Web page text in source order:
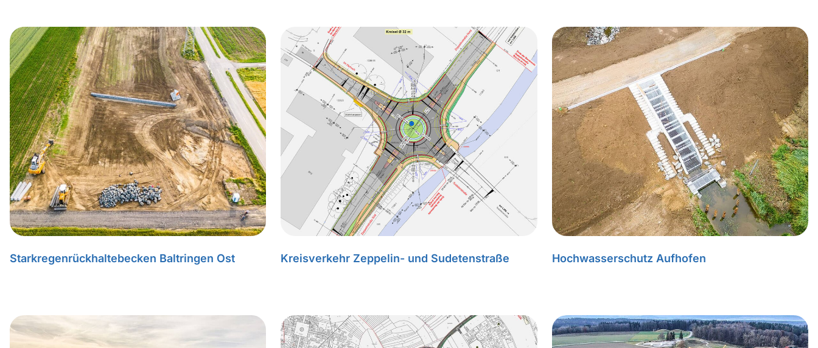
Starkregenrückhaltebecken Baltringen Ost Kreisverkehr Zeppelin- und Sudetenstraße Hochwasserschutz Aufhofen